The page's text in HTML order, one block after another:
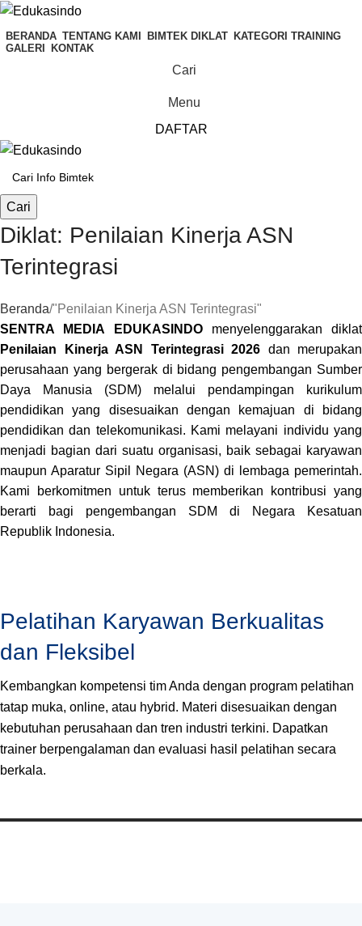
BERANDA TENTANG KAMI BIMTEK DIKLAT KATEGORI TRAINING
GALERI
KONTAK
Cari
Menu
DAFTAR
Cari
Diklat: Penilaian Kinerja ASN
Terintegrasi
Beranda "Penilaian Kinerja ASN Terintegrasi"
SENTRA MEDIA EDUKASINDOmenyelenggarakan diklat
Penilaian Kinerja ASN Terintegrasi 2026 dan merupakan
perusahaan yang bergerak di bidang pengembangan Sumber
Daya Manusia (SDM) melalui pendampingan kurikulum
pendidikan yang disesuaikan dengan kemajuan di bidang
pendidikan dan telekomunikasi. Kami melayani individu yang
menjadi bagian dari suatu organisasi, baik sebagai karyawan
maupun Aparatur Sipil Negara (ASN) di lembaga pemerintah.
Kami berkomitmen untuk terus memberikan kontribusi yang
berarti bagi pengembangan SDM di Negara Kesatuan
Republik Indonesia.
Pelatihan Karyawan Berkualitas
dan Fleksibel
Kembangkan kompetensi tim Anda dengan program pelatihan
tatap muka, online, atau hybrid. Materi disesuaikan dengan
kebutuhan perusahaan dan tren industri terkini. Dapatkan
trainer berpengalaman dan evaluasi hasil pelatihan secara
berkala.